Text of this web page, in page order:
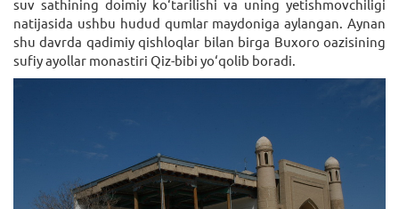
suv sathining doimiy ko‘tarilishi va uning yetishmovchiligi
natijasida ushbu hudud qumlar maydoniga aylangan. Aynan
shu davrda qadimiy qishloqlar bilan birga Buxoro oazisining
sufiy ayollar monastiri Qiz-bibi yo‘qolib boradi.